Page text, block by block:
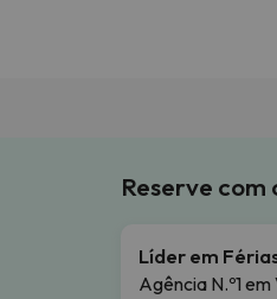
Reserve
Líder em
Agência N.º1